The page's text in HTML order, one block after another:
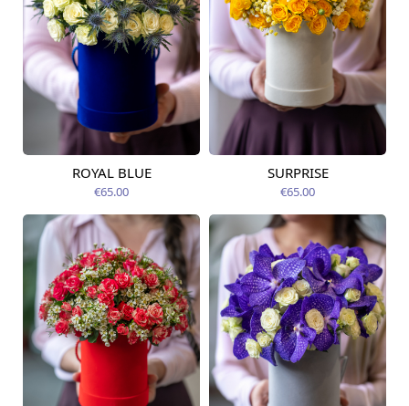
Pieejams šodien
ROYAL BLUE
€65.00
Pieejams šodien
SURPRISE
€65.00